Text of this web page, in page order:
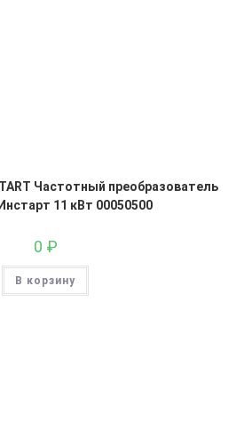
Частотный преобразователь
11 кВт 00050500
0 ₽
В корзину